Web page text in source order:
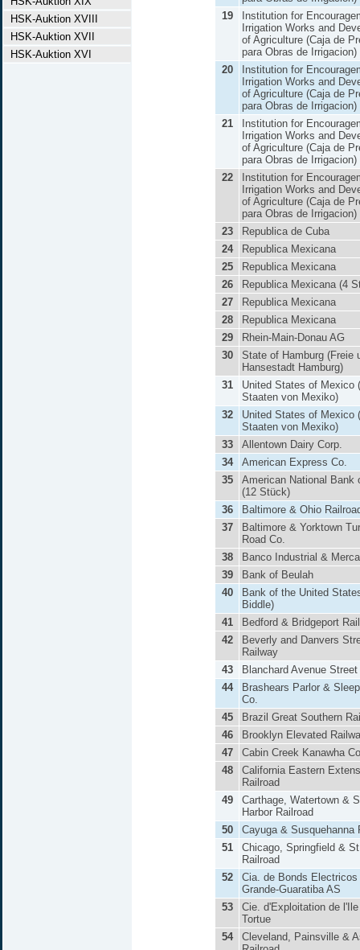
HSK-Auktion XVIII
HSK-Auktion XVII
HSK-Auktion XVI
19
Institution for
Irrigation Works and
of Agriculture (Caja de
para Obras de Irrigacion)
20
Institution for
Irrigation Works and
of Agriculture (Caja de
para Obras de Irrigacion)
21
Institution for
Irrigation Works and
of Agriculture (Caja de
para Obras de Irrigacion)
22
Institution for
Irrigation Works and
of Agriculture (Caja de
para Obras de
23
Republica de Cuba
24
Republica Mexicana
25
Republica Mexicana
26
Republica Mexicana (4
27
Republica Mexicana
28
Republica Mexicana
29
Rhein-Main-Donau AG
30
State of Hamburg (Freie
Hansestadt Hamburg)
31
United States of Mexico
Staaten von Mexiko)
32
United States of Mexico
Staaten von Mexiko)
33
Allentown Dairy Corp.
34
American Express Co.
35
American National Bank
(12 Stück)
36
Baltimore & Ohio
37
Baltimore & Yorktown
Road Co.
38
Banco Industrial &
39
Bank of Beulah
40
Bank of the United
Biddle)
41
Bedford & Bridgeport
42
Beverly and Danvers
Railway
43
Blanchard Avenue
44
Brashears Parlor &
Co.
45
Brazil Great Southern
46
Brooklyn Elevated
47
Cabin Creek Kanawha
48
California Eastern
Railroad
49
Carthage, Watertown &
Harbor Railroad
50
Cayuga & Susquehanna
51
Chicago, Springfield &
Railroad
52
Cia. de Bonds Electricos
Grande-Guaratiba AS
53
Cie. d'Exploitation de
Tortue
54
Cleveland, Painsville &